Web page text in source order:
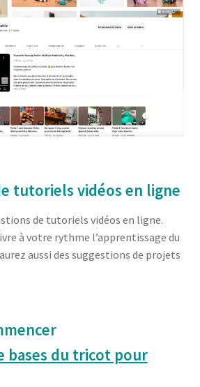
tutoriels vidéos en ligne
de tutoriels vidéos en ligne.
à votre rythme l’apprentissage du
aussi des suggestions de projets
bases du tricot pour